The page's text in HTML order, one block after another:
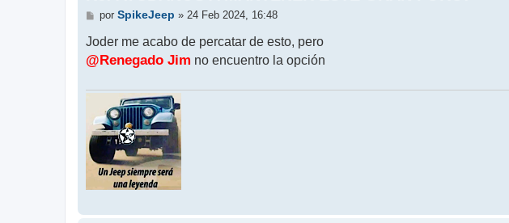
M
n
a
e
por SpikeJeep » 24 Feb 2024, 16:48
Joder me acabo de percatar de esto, pero
@Renegado Jim no encuentro la opción